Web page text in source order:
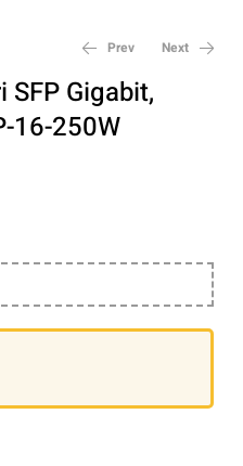
Prev
1.294,80
996,00lei
Next
68,64
49,81lei
Gigabit,
16-250W